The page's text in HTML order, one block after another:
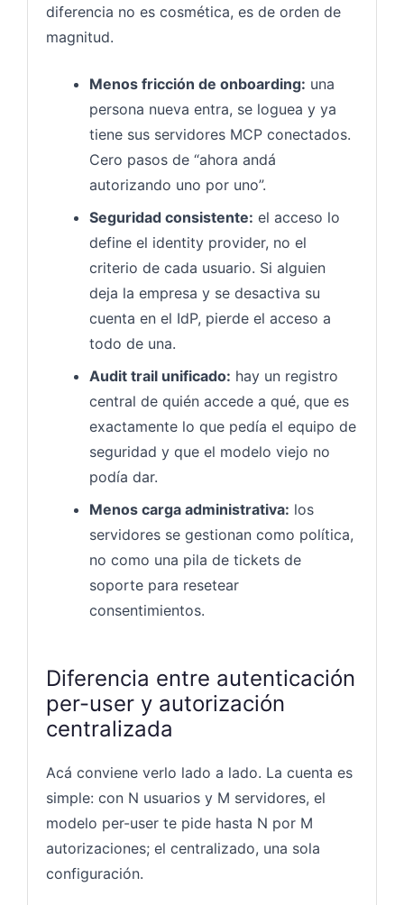
diferencia no es cosmética, es de orden de
magnitud.
Menos fricción de onboarding: una
persona nueva entra, se loguea y ya
tiene sus servidores MCP conectados.
Cero pasos de “ahora andá
autorizando uno por uno”.
Seguridad consistente: el acceso lo
define el identity provider, no el
criterio de cada usuario. Si alguien
deja la empresa y se desactiva su
cuenta en el IdP, pierde el acceso a
todo de una.
Audit trail unificado: hay un registro
central de quién accede a qué, que es
exactamente lo que pedía el equipo de
seguridad y que el modelo viejo no
podía dar.
Menos carga administrativa: los
servidores se gestionan como política,
no como una pila de tickets de
soporte para resetear
consentimientos.
Diferencia entre autenticación
per-user y autorización
centralizada
Acá conviene verlo lado a lado. La cuenta es
simple: con N usuarios y M servidores, el
modelo per-user te pide hasta N por M
autorizaciones; el centralizado, una sola
configuración.